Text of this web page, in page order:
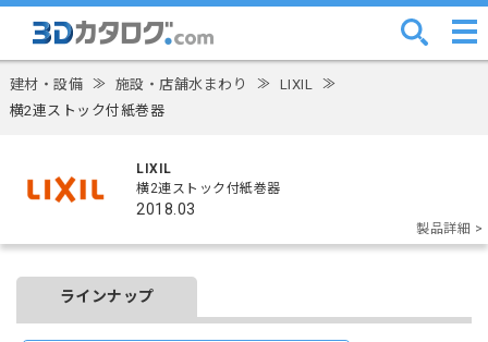
建材・設備 ≫ 施設・店舗水まわり ≫ LIXIL ≫
横2連ストック付紙巻器
LIXIL
横2連ストック付紙巻器
2018.03
製品詳細 >
ラインナップ